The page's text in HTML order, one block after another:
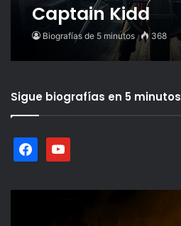
Captain Kidd
Biografías de 5 minutos 368
Sigue biografías en 5 minutos
facebookyoutube